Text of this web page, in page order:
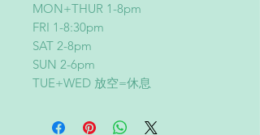
MON+THUR 1-8pm
FRI 1-8:30pm
SAT 2-8pm
SUN 2-6pm
TUE+WED 放空=休息